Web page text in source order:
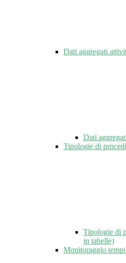
Dati aggregati
Dati
Tipologie di
Tipologie di
in tabelle)
Monitoraggio